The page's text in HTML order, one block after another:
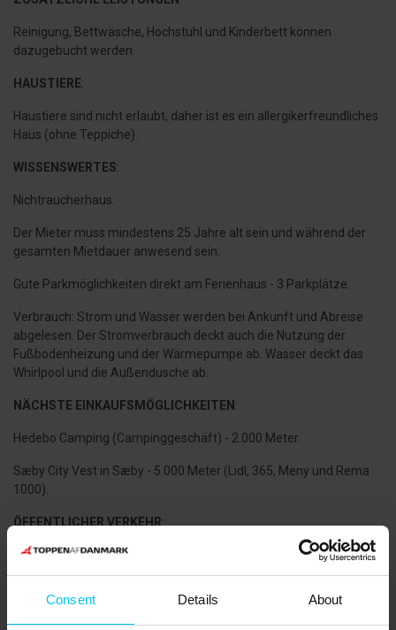
Consent Details About
Reinigung, Bettwäsche, Hochstuhl und Kinderbett können
dazugebucht werden.
HAUSTIERE:
Haustiere sind nicht erlaubt, daher ist es ein allergikerfreundliches
Haus (ohne Teppiche).
WISSENSWERTES:
Nichtraucherhaus.
Der Mieter muss mindestens 25 Jahre alt sein und während der
gesamten Mietdauer anwesend sein.
Gute Parkmöglichkeiten direkt am Ferienhaus - 3 Parkplätze.
Verbrauch: Strom und Wasser werden bei Ankunft und Abreise
abgelesen. Der Stromverbrauch deckt auch die Nutzung der
Fußbodenheizung und der Wärmepumpe ab. Wasser deckt das
Whirlpool und die Außendusche ab.
NÄCHSTE EINKAUFSMÖGLICHKEITEN :
Hedebo Camping (Campinggeschäft) - 2.000 Meter.
Sæby City Vest in Sæby - 5.000 Meter (Lidl, 365, Meny und Rema
1000).
ÖFFENTLICHER VERKEHR:
Busbahnhof in Sæby - 5.000 Meter.
Verbindungen nach Sæby, Frederikshavn und Aalborg.